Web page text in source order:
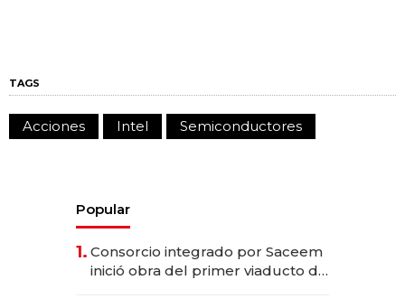
TAGS
Acciones Intel Semiconductores
Popular
1. Consorcio integrado por Saceem
inició obra del primer viaducto de